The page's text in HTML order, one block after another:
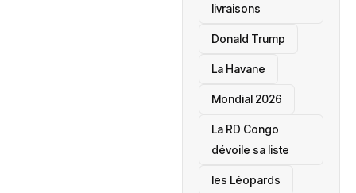
livraisons
Donald Trump
La Havane
Mondial 2026
La RD Congo
dévoile sa liste
les Léopards